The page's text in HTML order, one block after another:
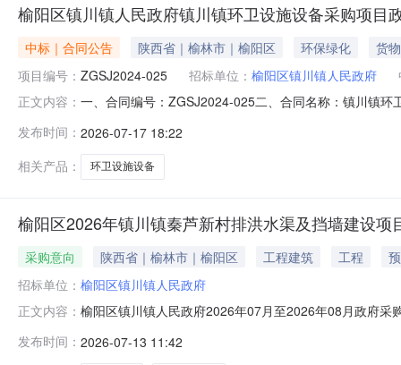
榆阳区镇川镇人民政府镇川镇环卫设施设备采购项目
中标｜合同公告 陕西省｜榆林市｜榆阳区 环保绿化
货物
项目编号： ZGSJ2024-025 招标单位： 榆阳区镇川镇人民政府
正文内容： 一、合同编号：ZGSJ2024-025二、合同名称：镇川镇
六、合同主要信息主要标的：序号名称数量(单位)单价(
发布时间： 2026-07-17 18:22
相关产品：
环卫设施设备
榆阳区2026年镇川镇秦芦新村排洪水渠及挡墙建设项
采购意向 陕西省｜榆林市｜榆阳区 工程建筑 工程
招标单位： 榆阳区镇川镇人民政府
正文内容： 榆阳区镇川镇人民政府2026年07月至2026年08月政府
挡墙建设项目预算金额：41.900000万元(人民币)采购品
发布时间： 2026-07-13 11:42